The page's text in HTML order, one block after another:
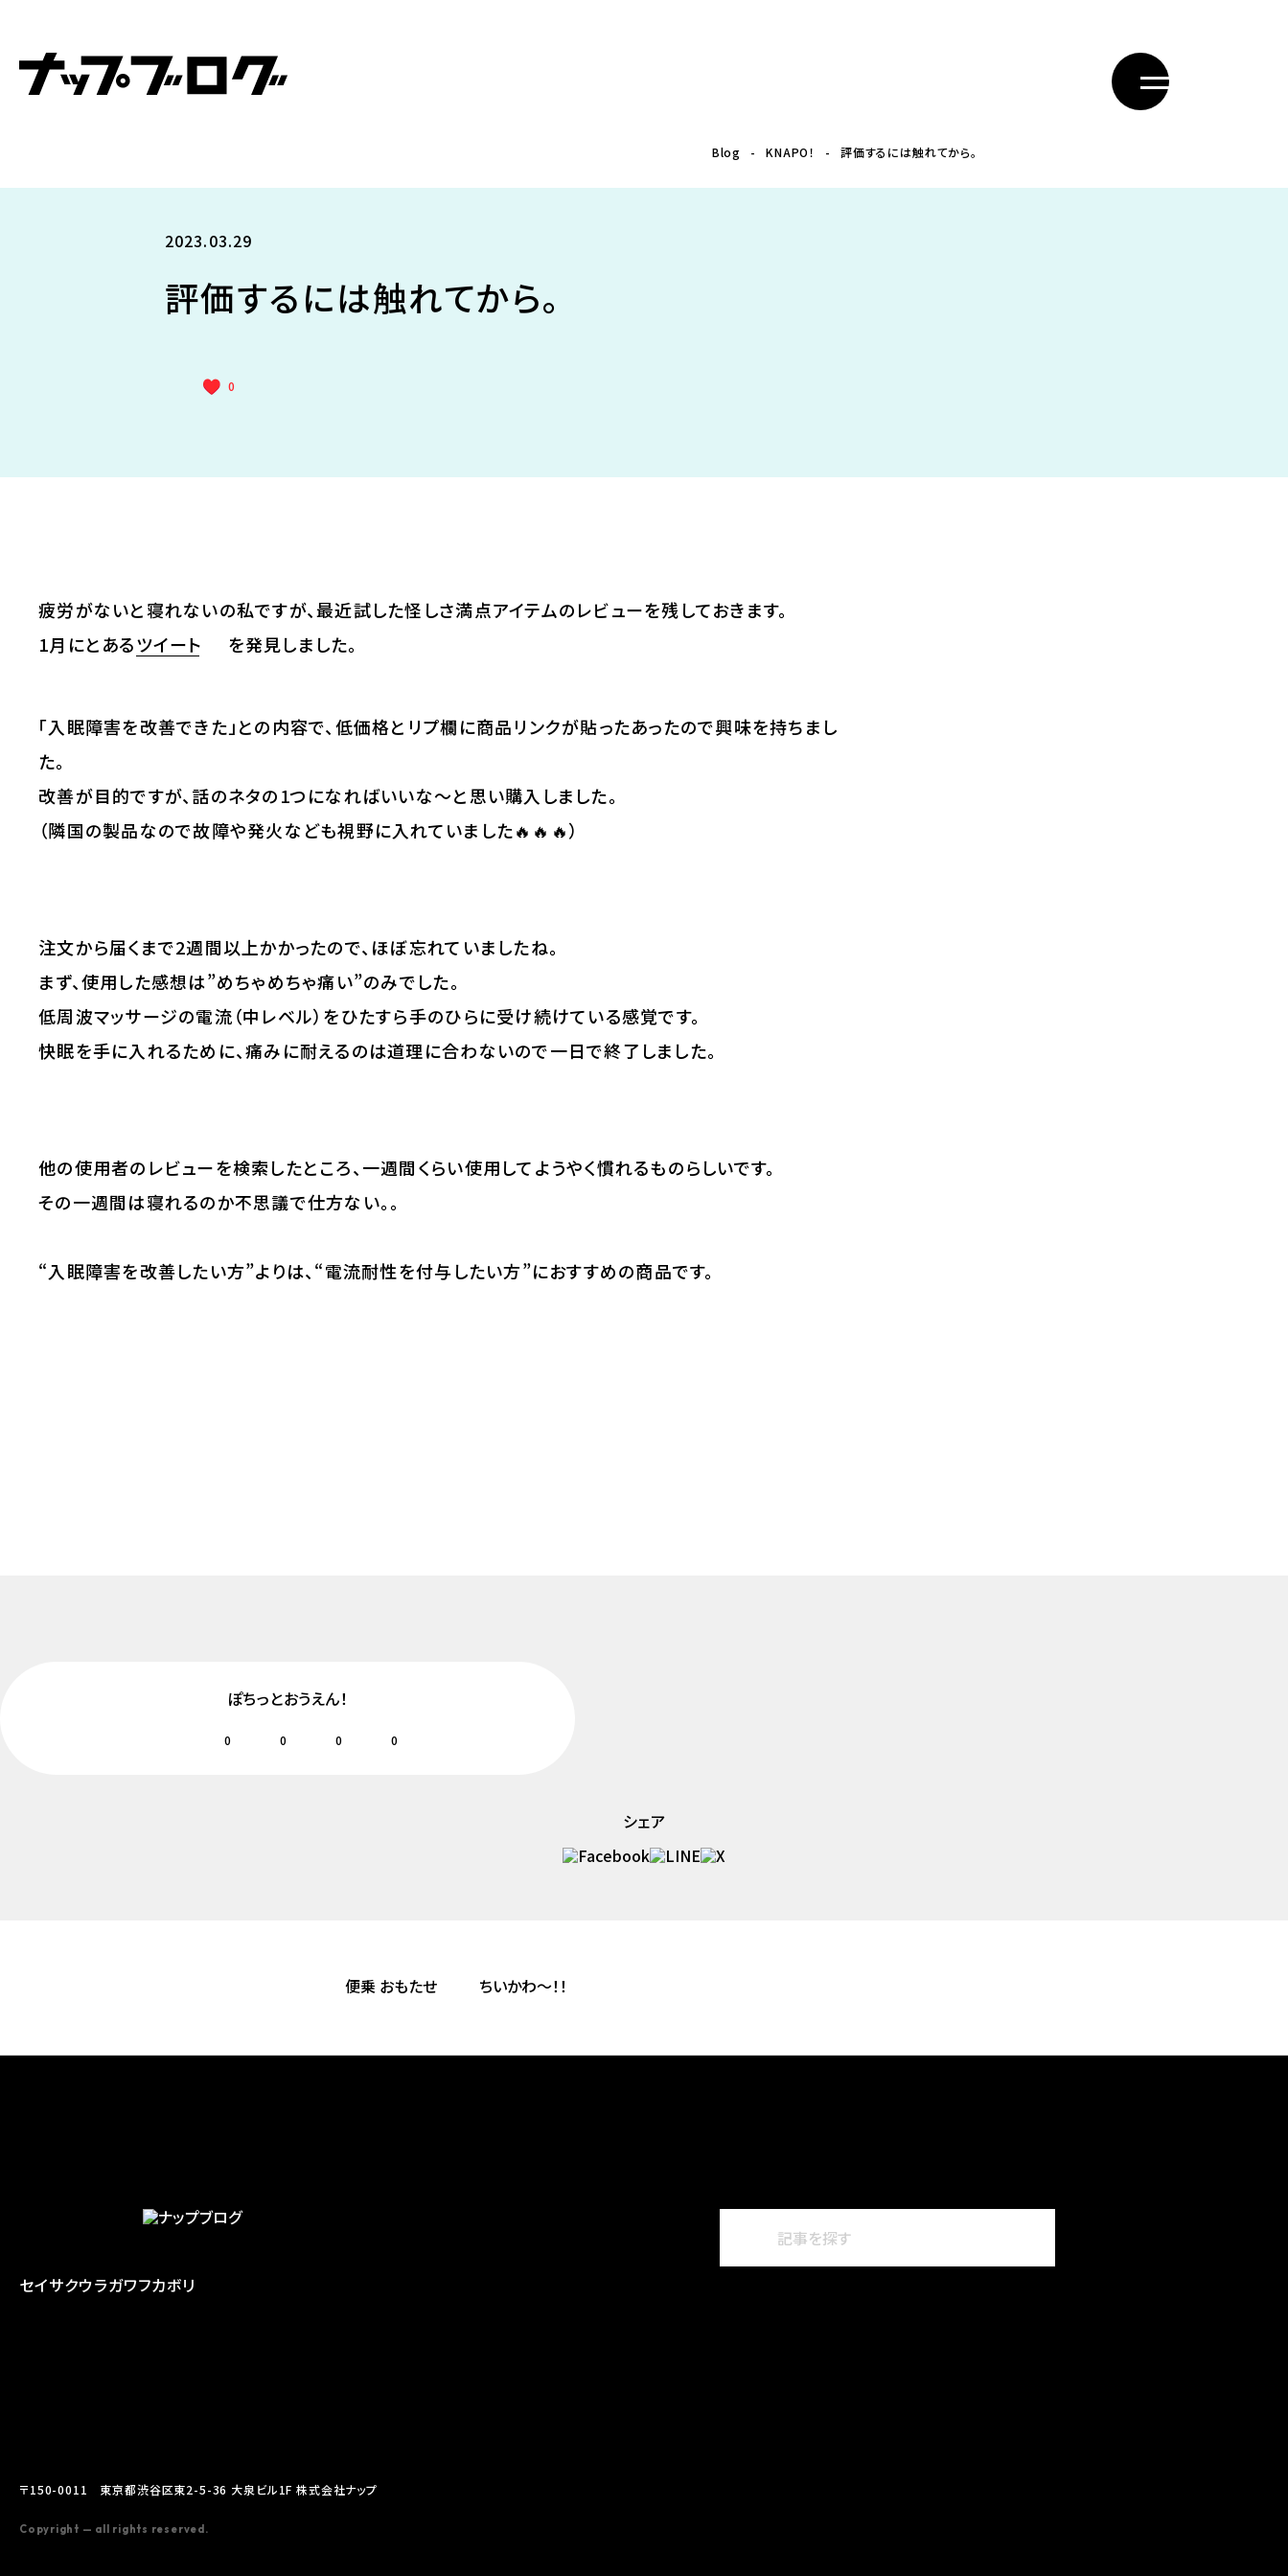
Blog KNAPO！ 評価するには触れてから。
2023.03.29
評価するには触れてから。
0
疲労がないと寝れないの私ですが、最近試した怪しさ満点アイテムのレビューを残しておきます。
1月にとあるツイート を発見しました。
「入眠障害を改善できた」との内容で、低価格とリプ欄に商品リンクが貼ったあったので興味を持ちまし
た。
改善が目的ですが、話のネタの1つになればいいな〜と思い購入しました。
（隣国の製品なので故障や発火なども視野に入れていました🔥🔥🔥）
注文から届くまで2週間以上かかったので、ほぼ忘れていましたね。
まず、使用した感想は”めちゃめちゃ痛い”のみでした。
低周波マッサージの電流（中レベル）をひたすら手のひらに受け続けている感覚です。
快眠を手に入れるために、痛みに耐えるのは道理に合わないので一日で終了しました。
他の使用者のレビューを検索したところ、一週間くらい使用してようやく慣れるものらしいです。
その一週間は寝れるのか不思議で仕方ない。。
“入眠障害を改善したい方”よりは、“電流耐性を付与したい方”におすすめの商品です。
ぽちっとおうえん！
0 0 0 0
シェア
便乗 おもたせ ちいかわ〜！！
セイサクウラガワフカボリ
〒150-0011 東京都渋谷区東2-5-36 大泉ビル1F 株式会社ナップ
Copyright — all rights reserved.